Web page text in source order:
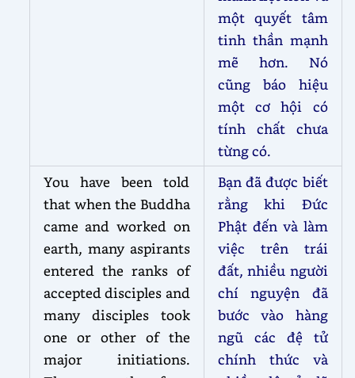
một quyết tâm
tinh thần mạnh
mẽ hơn. Nó
cũng báo hiệu
một cơ hội có
tính chất chưa
từng có.
You have been told
that when the Buddha
came and worked on
earth, many aspirants
entered the ranks of
accepted disciples and
many disciples took
one or other of the
major initiations.
Bạn đã được biết
rằng khi Đức
Phật đến và làm
việc trên trái
đất, nhiều người
chí nguyện đã
bước vào hàng
ngũ các đệ tử
chính thức và